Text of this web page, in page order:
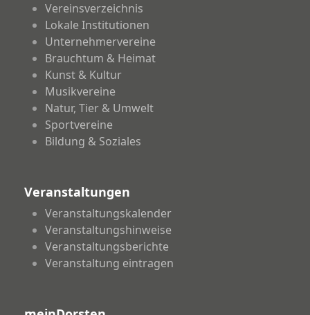
Vereinsverzeichnis
Lokale Institutionen
Unternehmervereine
Brauchtum & Heimat
Kunst & Kultur
Musikvereine
Natur, Tier & Umwelt
Sportvereine
Bildung & Soziales
Veranstaltungen
Veranstaltungskalender
Veranstaltungshinweise
Veranstaltungsberichte
Veranstaltung eintragen